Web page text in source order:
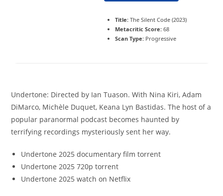
Title:The Silent Code (2023)
Metacritic Score:68
Scan Type:Progressive
Undertone: Directed by Ian Tuason. With Nina Kiri, Adam
DiMarco, Michèle Duquet, Keana Lyn Bastidas. The host of a
popular paranormal podcast becomes haunted by
terrifying recordings mysteriously sent her way.
Undertone 2025 documentary film torrent
Undertone 2025 720p torrent
Undertone 2025 watch on Netflix